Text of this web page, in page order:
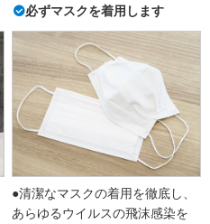
必ずマスクを着用します
●清潔なマスクの着用を徹底し、
あらゆるウイルスの飛沫感染を